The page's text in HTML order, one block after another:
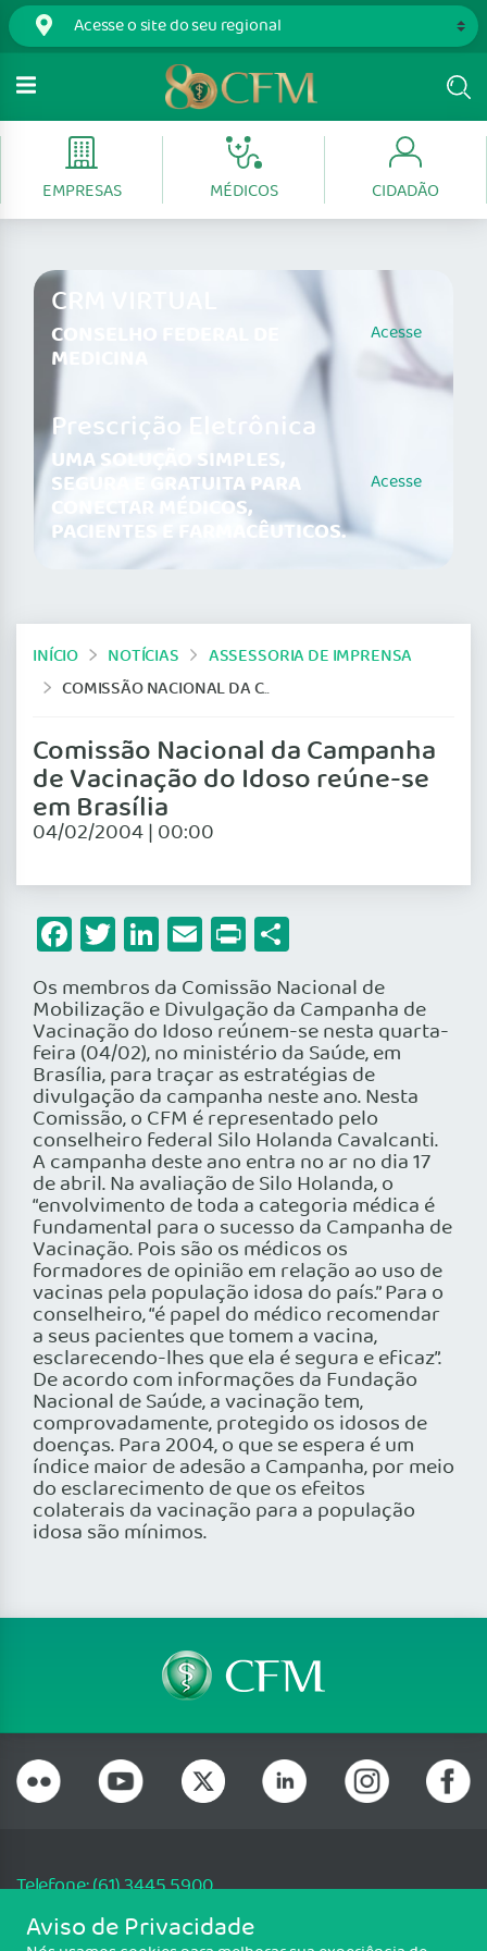
EMPRESAS MÉDICOS CIDADÃO
CRM VIRTUAL
CONSELHO FEDERAL DE
MEDICINA
Acesse
Prescrição Eletrônica
UMA SOLUÇÃO SIMPLES,
SEGURA E GRATUITA PARA
CONECTAR MÉDICOS,
PACIENTES E FARMACÊUTICOS.
Acesse
INÍCIO NOTÍCIAS
ASSESSORIA DE IMPRENSA
COMISSÃO NACIONAL DA CAMPANHA DE VACINAÇÃO DO IDOSO REÚNE-SE EM BRASÍLIA
Comissão Nacional da Campanha
de Vacinação do Idoso reúne-se
em Brasília
04/02/2004 | 00:00
Facebook
Twitter
LinkedIn
Email
Print
Os membros da Comissão Nacional de
Mobilização e Divulgação da Campanha de
Vacinação do Idoso reúnem-se nesta quarta-
feira (04/02), no ministério da Saúde, em
Brasília, para traçar as estratégias de
divulgação da campanha neste ano. Nesta
Comissão, o CFM é representado pelo
conselheiro federal Silo Holanda Cavalcanti.
A campanha deste ano entra no ar no dia 17
de abril. Na avaliação de Silo Holanda, o
“envolvimento de toda a categoria médica é
fundamental para o sucesso da Campanha de
Vacinação. Pois são os médicos os
formadores de opinião em relação ao uso de
vacinas pela população idosa do país.” Para o
conselheiro, “é papel do médico recomendar
a seus pacientes que tomem a vacina,
esclarecendo-lhes que ela é segura e eficaz”.
De acordo com informações da Fundação
Nacional de Saúde, a vacinação tem,
comprovadamente, protegido os idosos de
doenças. Para 2004, o que se espera é um
índice maior de adesão a Campanha, por meio
do esclarecimento de que os efeitos
colaterais da vacinação para a população
idosa são mínimos.
Telefone: (61) 3445 5900
Email: cfm@portalmedico.org.br
SGAS 616, Conjunto D, Lote 115, L2 Sul, Brasília/DF - CEP: 70200-760 -
Aviso de Privacidade